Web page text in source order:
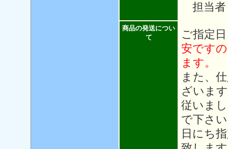
担当
商品の発送につい
て
ご指定
安です
ます。
また、
ざいま
従いま
で下さ
日にち